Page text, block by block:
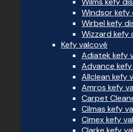
Windsor kefy
Wirbel kefy
Wizzard kefy
Kefy valcové
Adiatek kefy
Advance
Allclean kefy
Amros kefy
Carpet
Cilmas kefy
Cimex kefy